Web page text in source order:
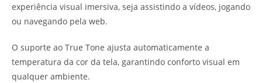
experiência visual imersiva, seja assistindo a vídeos, jogando
ou navegando pela web.
O suporte ao True Tone ajusta automaticamente a
temperatura da cor da tela, garantindo conforto visual em
qualquer ambiente.